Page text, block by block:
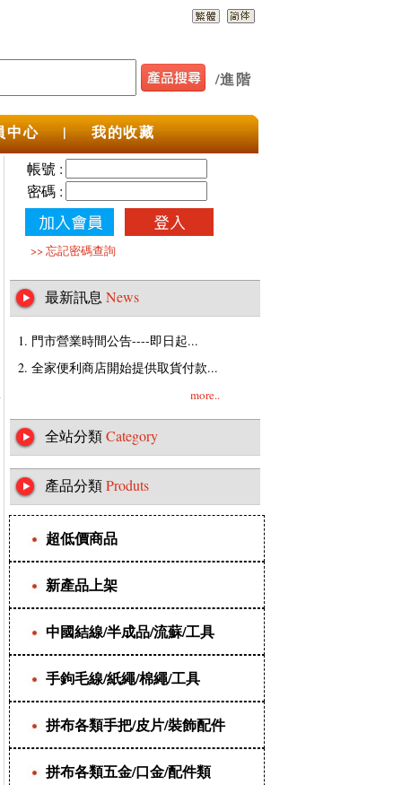
/進階
中心 | 我的收藏
帳號 :
密碼 :
>>忘記密碼查詢
最新訊息 News
1. 門市營業時間公告----即日起...
2. 全家便利商店開始提供取貨付款...
more..
全站分類Category
產品分類Produts
超低價商品
新產品上架
中國結線/半成品/流蘇/工具
手鉤毛線/紙繩/棉繩/工具
拼布各類手把/皮片/裝飾配件
拼布各類五金/口金/配件類